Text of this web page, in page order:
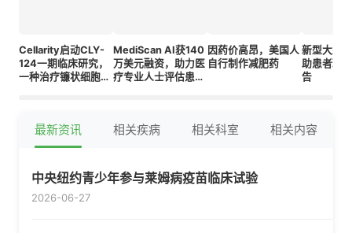
Cellarity启动CLY-
124一期临床研究，
一种治疗镰状细胞病
MediScan AI获140
万美元融资，助力医
疗专业人士评估患者
因药价高昂，美国人
自行制作减肥药
新型大型
助患者理
告
最新资讯 相关疾病 相关科室 相关内容
中央纽约青少年参与莱姆病疫苗临床试验
2026-06-27